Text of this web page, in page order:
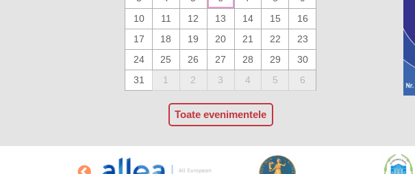
10
11 12 13 14 15
16
17
18 19 20 21 22
23
24
25 26 27 28 29
30
31
1 2 3 4 5 6
Toate evenimentele